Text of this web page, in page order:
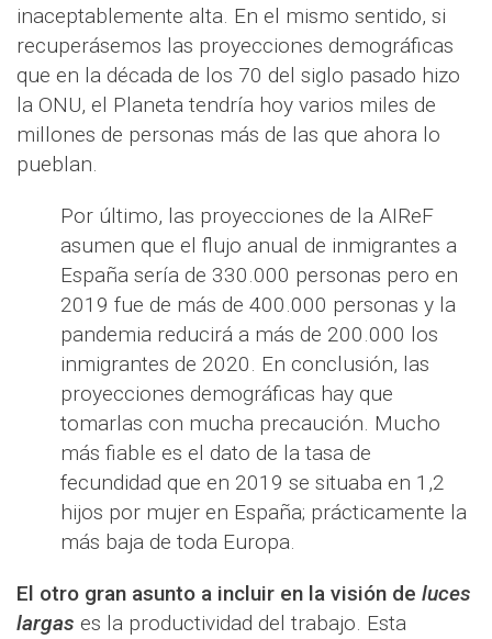
inaceptablemente alta. En el mismo sentido, si
recuperásemos las proyecciones demográficas
que en la década de los 70 del siglo pasado hizo
la ONU, el Planeta tendría hoy varios miles de
millones de personas más de las que ahora lo
pueblan.
Por último, las proyecciones de la AIReF
asumen que el flujo anual de inmigrantes a
España sería de 330.000 personas pero en
2019 fue de más de 400.000 personas y la
pandemia reducirá a más de 200.000 los
inmigrantes de 2020. En conclusión, las
proyecciones demográficas hay que
tomarlas con mucha precaución. Mucho
más fiable es el dato de la tasa de
fecundidad que en 2019 se situaba en 1,2
hijos por mujer en España; prácticamente la
más baja de toda Europa.
El otro gran asunto a incluir en la visión de luces
largas es la productividad del trabajo. Esta